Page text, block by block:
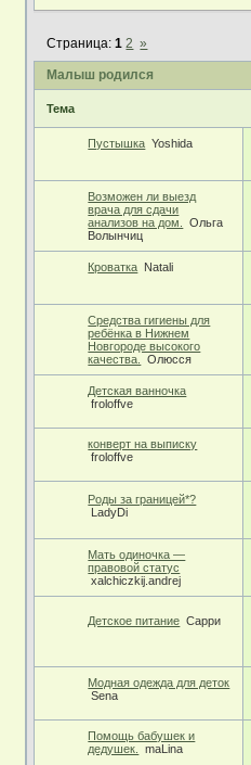
Малыш родился
Страница:1 2 »
Тема
Пустышка Yoshida
Возможен ли выезд
врача для сдачи
анализов на дом.
Ольга
Волынчиц
Кроватка Natali
Средства гигиены для
ребёнка в Нижнем
Новгороде высокого
качества.
Олюсся
Детская ванночка
froloffve
конверт на выписку
froloffve
Роды за границей*?
LadyDi
Мать одиночка —
правовой статус
xalchiczkij.andrej
Детское питание Сарри
Модная одежда для деток
Sena
Помощь бабушек и
дедушек.
maLina